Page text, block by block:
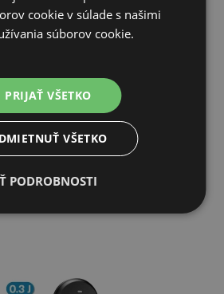
zakúpiť DIN lištu 200 mm na
cookie v súlade s našimi
súborov cookie.
PRIJAŤ VŠETKO
VŠETKO
PODROBNOSTI